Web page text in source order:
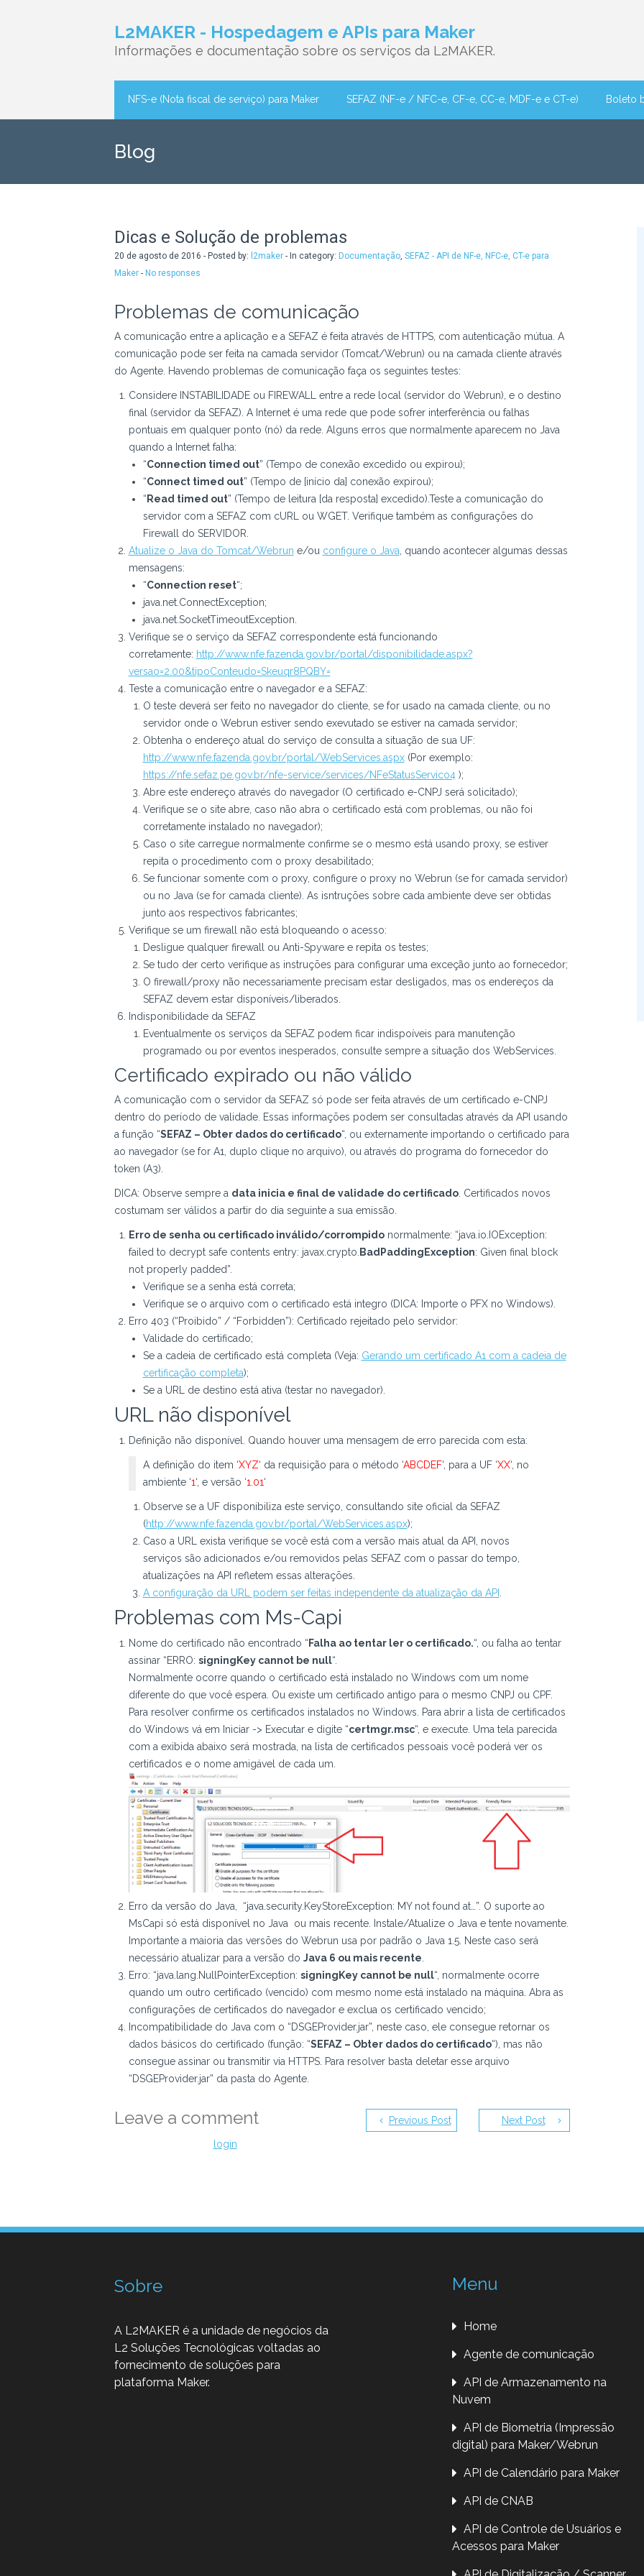
L2MAKER - Hospedagem e APIs para Maker
Informações e documentação sobre os serviços da L2MAKER.
NFS-e (Nota fiscal de serviço) para Maker SEFAZ (NF-e / NFC-e, CF-e, CC-e, MDF-e e CT-e) Boleto
Blog
Dicas e Solução de problemas
20 de agosto de 2016 - Posted by: l2maker- In category: Documentação, SEFAZ - API de NF-e, NFC-e, CT-e para
Maker- No responses
Problemas de comunicação
A comunicação entre a aplicação e a SEFAZ é feita através de HTTPS, com autenticação mútua. A
comunicação pode ser feita na camada servidor (Tomcat/Webrun) ou na camada cliente através
do Agente. Havendo problemas de comunicação faça os seguintes testes:
Considere INSTABILIDADE ou FIREWALL entre a rede local (servidor do Webrun), e o destino
final (servidor da SEFAZ). A Internet é uma rede que pode sofrer interferência ou falhas
pontuais em qualquer ponto (nó) da rede. Alguns erros que normalmente aparecem no Java
quando a Internet falha:
“Connection timed out” (Tempo de conexão excedido ou expirou);
“Connect timed out” (Tempo de [início da] conexão expirou);
“ Read timed out” (Tempo de leitura [da resposta] excedido).Teste a comunicação do
servidor com a SEFAZ com cURL ou WGET. Verifique também as configurações do
Firewall do SERVIDOR.
Atualize o Java do Tomcat/Webrun e/ou configure o Java , quando acontecer algumas dessas
mensagens:
“Connection reset“;
java.net.ConnectException;
java.net.SocketTimeoutException.
Verifique se o serviço da SEFAZ correspondente está funcionando
corretamente: http://www.nfe.fazenda.gov.br/portal/disponibilidade.aspx?
versao=2.00&tipoConteudo=Skeuqr8PQBY=
Teste a comunicação entre o navegador e a SEFAZ:
O teste deverá ser feito no navegador do cliente, se for usado na camada cliente, ou no
servidor onde o Webrun estiver sendo exevutado se estiver na camada servidor;
Obtenha o endereço atual do serviço de consulta a situação de sua UF:
http://www.nfe.fazenda.gov.br/portal/WebServices.aspx(Por exemplo:
https://nfe.sefaz.pe.gov.br/nfe-service/services/NFeStatusServico4);
Abre este endereço através do navegador (O certificado e-CNPJ será solicitado);
Verifique se o site abre, caso não abra o certificado está com problemas, ou não foi
corretamente instalado no navegador);
Caso o site carregue normalmente confirme se o mesmo está usando proxy, se estiver
repita o procedimento com o proxy desabilitado;
Se funcionar somente com o proxy, configure o proxy no Webrun (se for camada servidor)
ou no Java (se for camada cliente). As isntruções sobre cada ambiente deve ser obtidas
junto aos respectivos fabricantes;
Verifique se um firewall não está bloqueando o acesso:
Desligue qualquer firewall ou Anti-Spyware e repita os testes;
Se tudo der certo verifique as instruções para configurar uma exceção junto ao fornecedor;
O firewall/proxy não necessariamente precisam estar desligados, mas os endereços da
SEFAZ devem estar disponíveis/liberados.
Indisponibilidade da SEFAZ
Eventualmente os serviços da SEFAZ podem ficar indispoíveis para manutenção
programado ou por eventos inesperados, consulte sempre a situação dos WebServices.
Certificado expirado ou não válido
A comunicação com o servidor da SEFAZ só pode ser feita através de um certificado e-CNPJ
dentro do período de validade. Essas informações podem ser consultadas através da API usando
a função “SEFAZ – Obter dados do certificado“, ou externamente importando o certificado para
ao navegador (se for A1, duplo clique no arquivo), ou através do programa do fornecedor do
token (A3).
DICA: Observe sempre a data inicia e final de validade do certificado. Certificados novos
costumam ser válidos a partir do dia seguinte a sua emissão.
Erro de senha ou certificado inválido/corrompidonormalmente: “java.io.IOException:
failed to decrypt safe contents entry: javax.crypto. BadPaddingException: Given final block
not properly padded”.
Verifique se a senha está correta;
Verifique se o arquivo com o certificado está integro (DICA: Importe o PFX no Windows).
Erro 403 (“Proibido” / “Forbidden”): Certificado rejeitado pelo servidor:
Validade do certificado;
Se a cadeia de certificado está completa (Veja: Gerando um certificado A1 com a cadeia de
certificação completa);
Se a URL de destino está ativa (testar no navegador).
URL não disponível
Definição não disponível. Quando houver uma mensagem de erro parecida com esta:
A definição do item ‘XYZ‘ da requisição para o método ‘ABCDEF‘, para a UF ‘XX‘, no
ambiente ‘1‘, e versão ‘1.01‘
Observe se a UF disponibiliza este serviço, consultando site oficial da SEFAZ
(http://www.nfe.fazenda.gov.br/portal/WebServices.aspx);
Caso a URL exista verifique se você está com a versão mais atual da API, novos
serviços são adicionados e/ou removidos pelas SEFAZ com o passar do tempo,
atualizações na API refletem essas alterações.
A configuração da URL podem ser feitas independente da atualização da API
Problemas com Ms-Capi
Nome do certificado não encontrado “ Falha ao tentar ler o certificado.“, ou falha ao tentar
assinar “ERRO: signingKey cannot be null“.
Normalmente ocorre quando o certificado está instalado no Windows com um nome
diferente do que você espera. Ou existe um certificado antigo para o mesmo CNPJ ou CPF.
Para resolver confirme os certificados instalados no Windows. Para abrir a lista de certificados
do Windows vá em Iniciar -> Executar e digite “certmgr.msc“, e execute. Uma tela parecida
com a exibida abaixo será mostrada, na lista de certificados pessoais você poderá ver os
certificados e o nome amigável de cada um.
Erro da versão do Java, “java.security.KeyStoreException: MY not found at…”. O suporte ao
MsCapi só está disponível no Java ou mais recente. Instale/Atualize o Java e tente novamente.
Importante a maioria das versões do Webrun usa por padrão o Java 1.5. Neste caso será
necessário atualizar para a versão do Java 6 ou mais recente
Erro: “java.lang.NullPointerException: signingKey cannot be null“, normalmente ocorre
quando um outro certificado (vencido) com mesmo nome está instalado na máquina. Abra as
configurações de certificados do navegador e exclua os certificado vencido;
Incompatibilidade do Java com o “DSGEProvider.jar”, neste caso, ele consegue retornar os
dados básicos do certificado (função: “SEFAZ – Obter dados do certificado“), mas não
consegue assinar ou transmitir via HTTPS. Para resolver basta deletar esse arquivo
“DSGEProvider.jar” da pasta do Agente.
Next Post
Previous Post
Leave a comment
login
Sobre
A L2MAKER é a unidade de negócios da
L2 Soluções Tecnológicas voltadas ao
fornecimento de soluções para
plataforma Maker.
Menu
Home
Agente de comunicação
API de Armazenamento na
Nuvem
API de Biometria (Impressão
digital) para Maker/Webrun
API de Calendário para Maker
API de CNAB
API de Controle de Usuários e
Acessos para Maker